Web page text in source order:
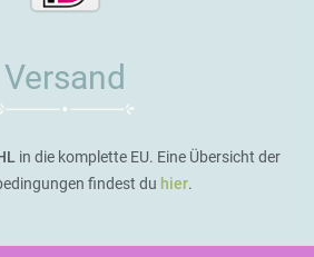
Versand
in die komplette EU. Eine Übersicht der
findest du hier.